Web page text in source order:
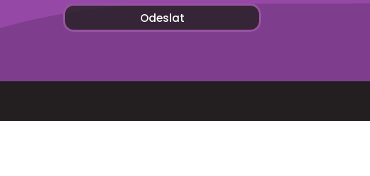
Odeslat